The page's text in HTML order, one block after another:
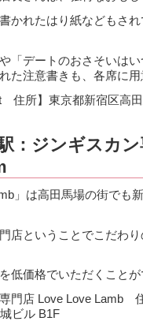
かれたはり紙などもさ
「デートのおさそいは
た注意書きも、各席に用
住所】東京都新宿区高
：ジンギスカ
」は高田馬場の街でも
店ということでこだわり
低価格でいただくことが
専門店 Love Love Lamb
ビル B1F